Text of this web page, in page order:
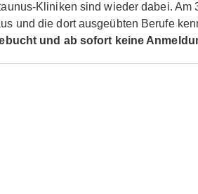
Kliniken sind wieder dabei.
und die dort ausgeübten Berufe
und ab sofort keine